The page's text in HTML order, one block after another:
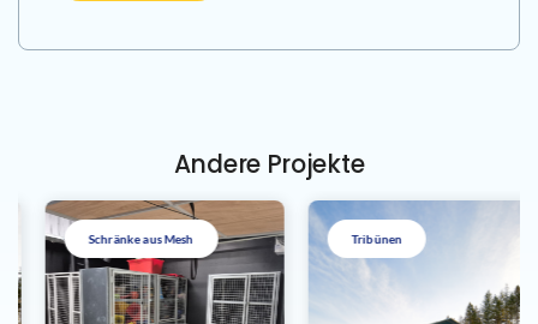
Andere Projekte
Schränke aus Mesh Tribünen